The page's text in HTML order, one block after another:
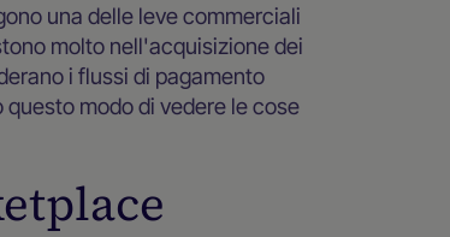
una delle leve commerciali
molto nell'acquisizione dei
i flussi di pagamento
modo di vedere le cose